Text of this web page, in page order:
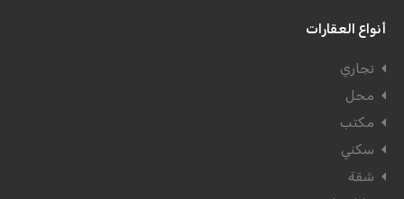
أنواع العقارات
تجاري
محل
مكتب
سكني
شقة